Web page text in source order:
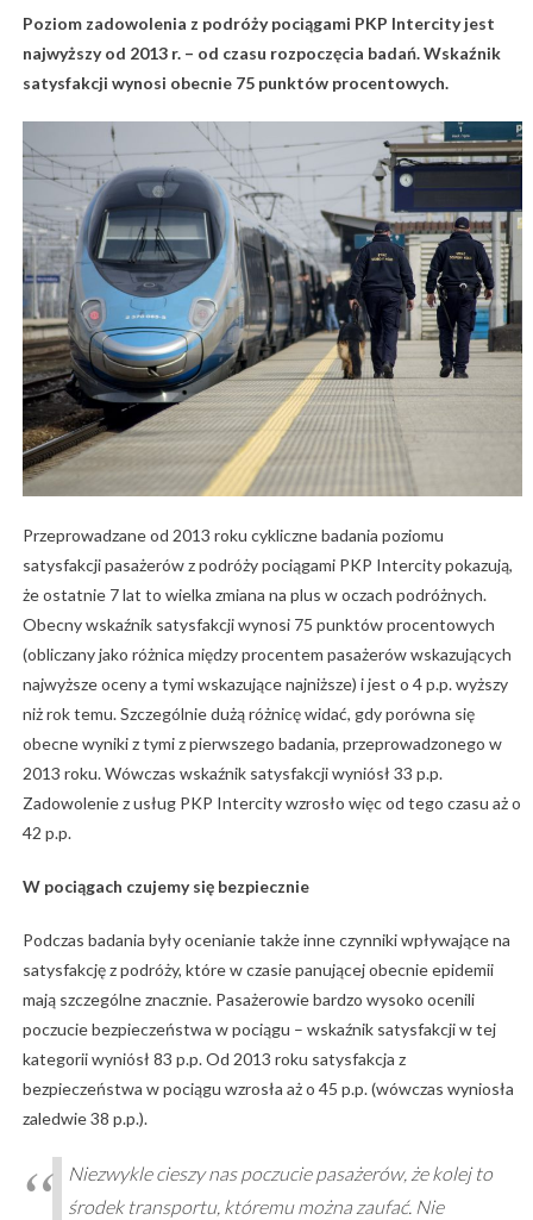
Poziom zadowolenia z podróży pociągami PKP Intercity jest
najwyższy od 2013 r. – od czasu rozpoczęcia badań. Wskaźnik
satysfakcji wynosi obecnie 75 punktów procentowych.
Przeprowadzane od 2013 roku cykliczne badania poziomu
satysfakcji pasażerów z podróży pociągami PKP Intercity pokazują,
że ostatnie 7 lat to wielka zmiana na plus w oczach podróżnych.
Obecny wskaźnik satysfakcji wynosi 75 punktów procentowych
(obliczany jako różnica między procentem pasażerów wskazujących
najwyższe oceny a tymi wskazujące najniższe) i jest o 4 p.p. wyższy
niż rok temu. Szczególnie dużą różnicę widać, gdy porówna się
obecne wyniki z tymi z pierwszego badania, przeprowadzonego w
2013 roku. Wówczas wskaźnik satysfakcji wyniósł 33 p.p.
Zadowolenie z usług PKP Intercity wzrosło więc od tego czasu aż o
42 p.p.
W pociągach czujemy się bezpiecznie
Podczas badania były ocenianie także inne czynniki wpływające na
satysfakcję z podróży, które w czasie panującej obecnie epidemii
mają szczególne znacznie. Pasażerowie bardzo wysoko ocenili
poczucie bezpieczeństwa w pociągu – wskaźnik satysfakcji w tej
kategorii wyniósł 83 p.p. Od 2013 roku satysfakcja z
bezpieczeństwa w pociągu wzrosła aż o 45 p.p. (wówczas wyniosła
zaledwie 38 p.p.).
Niezwykle cieszy nas poczucie pasażerów, że kolej to
środek transportu, któremu można zaufać. Nie